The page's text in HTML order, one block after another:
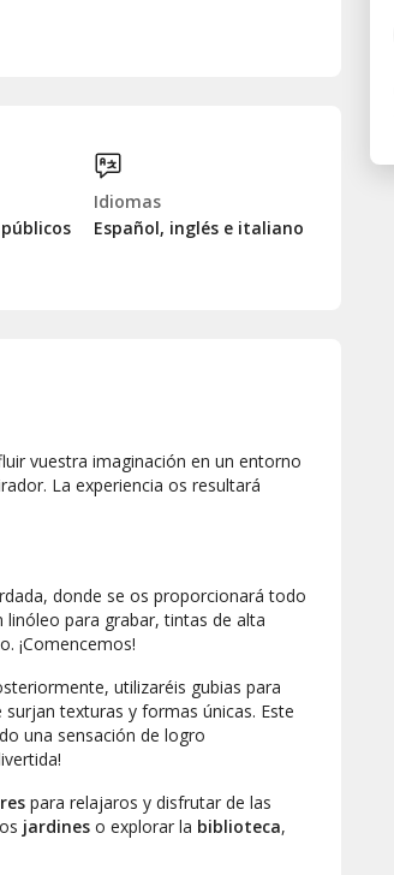
Idiomas
Español, inglés e italiano
vuestra imaginación en un entorno
La experiencia os resultará
donde se os proporcionará todo
linóleo para grabar, tintas de alta
¡Comencemos!
utilizaréis gubias para
texturas y formas únicas. Este
una sensación de logro
para relajaros y disfrutar de las
jardines o explorar la biblioteca,